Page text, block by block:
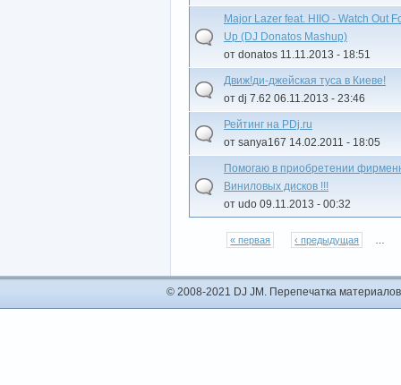
Major Lazer feat. HIIO - Watch Out
Up (DJ Donatos Mashup)
от donatos 11.11.2013 - 18:51
Движ!ди-джейская туса в Киеве!
от dj 7.62 06.11.2013 - 23:46
Рейтинг на PDj.ru
от sanya167 14.02.2011 - 18:05
Помогаю в приобретении
Виниловых дисков !!!
от udo 09.11.2013 - 00:32
« первая ‹ предыдущая
© 2008-2021 DJ JM. Перепечатка